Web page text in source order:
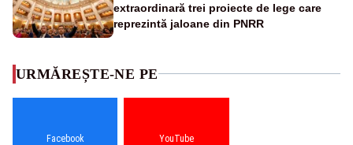
extraordinară trei proiecte de lege care
reprezintă jaloane din PNRR
URMĂREȘTE-NE PE
Facebook YouTube